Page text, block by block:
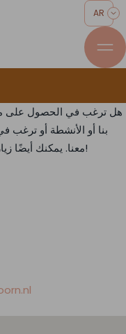
AR
هل ترغب في الحصول على
بنا أو الأنشطة أو ترغب
معنا. يمكنك أيضًا زيارتنا دون موعد مسبق، فأنت مرحب بك دائمًا!